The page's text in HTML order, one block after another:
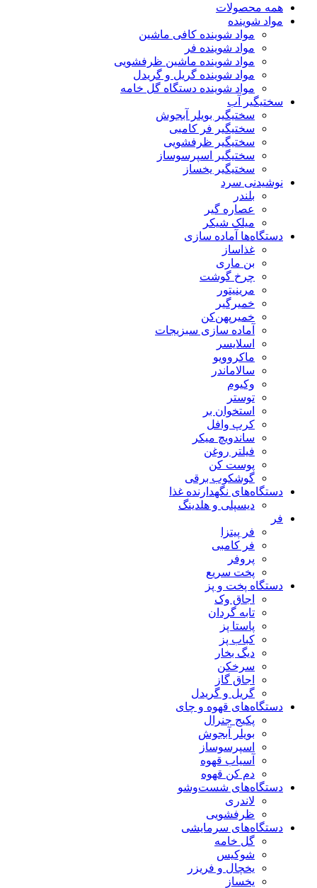
همه محصولات
مواد شوینده
مواد شوینده کافی ماشین
مواد شوینده فر
مواد شوینده ماشین ظرفشویی
مواد شوینده گریل و گریدل
مواد شوینده دستگاه گل خامه
سختیگیر آب
سختیگیر بویلر آبجوش
سختیگیر فر کامبی
سختیگیر ظرفشویی
سختیگیر اسپرسوساز
سختیگیر یخساز
نوشیدنی سرد
بلندر
عصاره گیر
میلک شیکر
دستگاه‌ها آماده سازی
غذاساز
بن ماری
چرخ گوشت
مرینیتور
خمیرگیر
خمیر‌پهن‌کن
آماده سازی سبزیجات
اسلایسر
ماکروویو
سالاماندر
وکیوم
توستر
استخوان بر
کرپ وافل
ساندویچ میکر
فیلتر روغن
پوست کن
گوشکوب برقی
دستگاه‌های نگهدارنده غذا
دیسپلی و هلدینگ
فر
فر پیتزا
فر کامبی
پروفر
پخت سریع
دستگاه‌ پخت و پز
اجاق وک
تابه گردان
پاستا پز
کباب پز
دیگ بخار
سرخکن
اجاق گاز
گریل و گریدل
دستگاه‌های قهوه و چای
پکیج جنرال
بویلر آبجوش
اسپرسوساز
آسیاب قهوه
دم کن قهوه
دستگاه‌های شست‌و‌شو
لاندری
ظرفشویی
دستگاه‌های سرمایشی
گل خامه
شوکیس
یخچال و فریزر
یخساز